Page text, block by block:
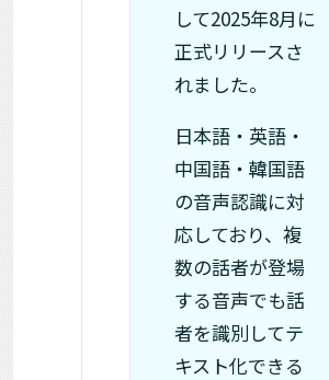
して2025年8月に
正式リリースさ
れました。
日本語・英語・
中国語・韓国語
の音声認識に対
応しており、複
数の話者が登場
する音声でも話
者を識別してテ
キスト化できる